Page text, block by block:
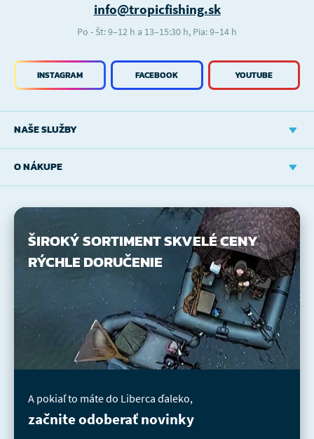
NAŠE SLUŽBY
O NÁKUPE
INSTAGRAM FACEBOOK YOUTUBE
info@tropicfishing.sk
Po - Št: 9–12 h a 13–15:30 h, Pia: 9–14 h
ŠIROKÝ SORTIMENTSKVELÉ CENY
RÝCHLE DORUČENIE
A pokiaľ to máte do Liberca ďaleko,
začnite odoberať novinky